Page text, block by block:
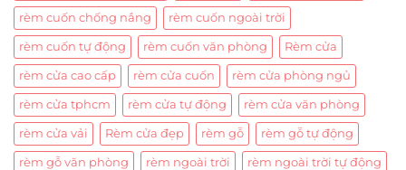
rèm cuốn chống nắng rèm cuốn ngoài trời
rèm cuốn tự động rèm cuốn văn phòng Rèm cửa
rèm cửa cao cấp rèm cửa cuốn rèm cửa phòng ngủ
rèm cửa tphcm rèm cửa tự động rèm cửa văn phòng
rèm cửa vải Rèm cửa đẹp rèm gỗ rèm gỗ tự động
rèm gỗ văn phòng rèm ngoài trời rèm ngoài trời tự động